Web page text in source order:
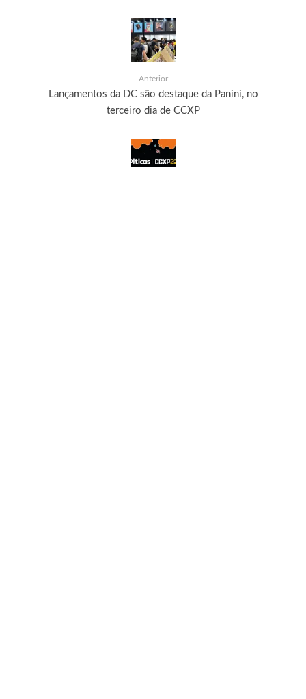
Anterior
Lançamentos da DC são destaque da Panini, no
terceiro dia de CCXP